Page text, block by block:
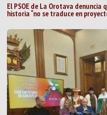
El PSOE de La Orotava
historia “no se traduce en